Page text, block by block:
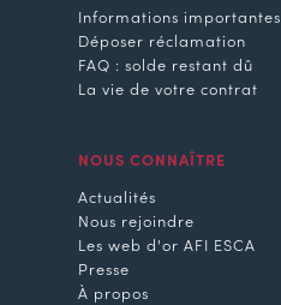
Informations importantes
Déposer réclamation
FAQ : solde restant dû
La vie de votre contrat
NOUS CONNAÎTRE
Actualités
Nous rejoindre
Les web d'or AFI ESCA
Presse
À propos